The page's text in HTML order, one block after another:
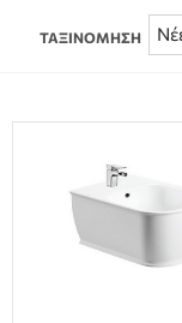
ΑΞΕΣΟΥΑΡ
ΚΟΥΖΙΝΑ
ΕΠΙΠΛΑ
ΤΑΞΙΝΟΜΗΣΗ